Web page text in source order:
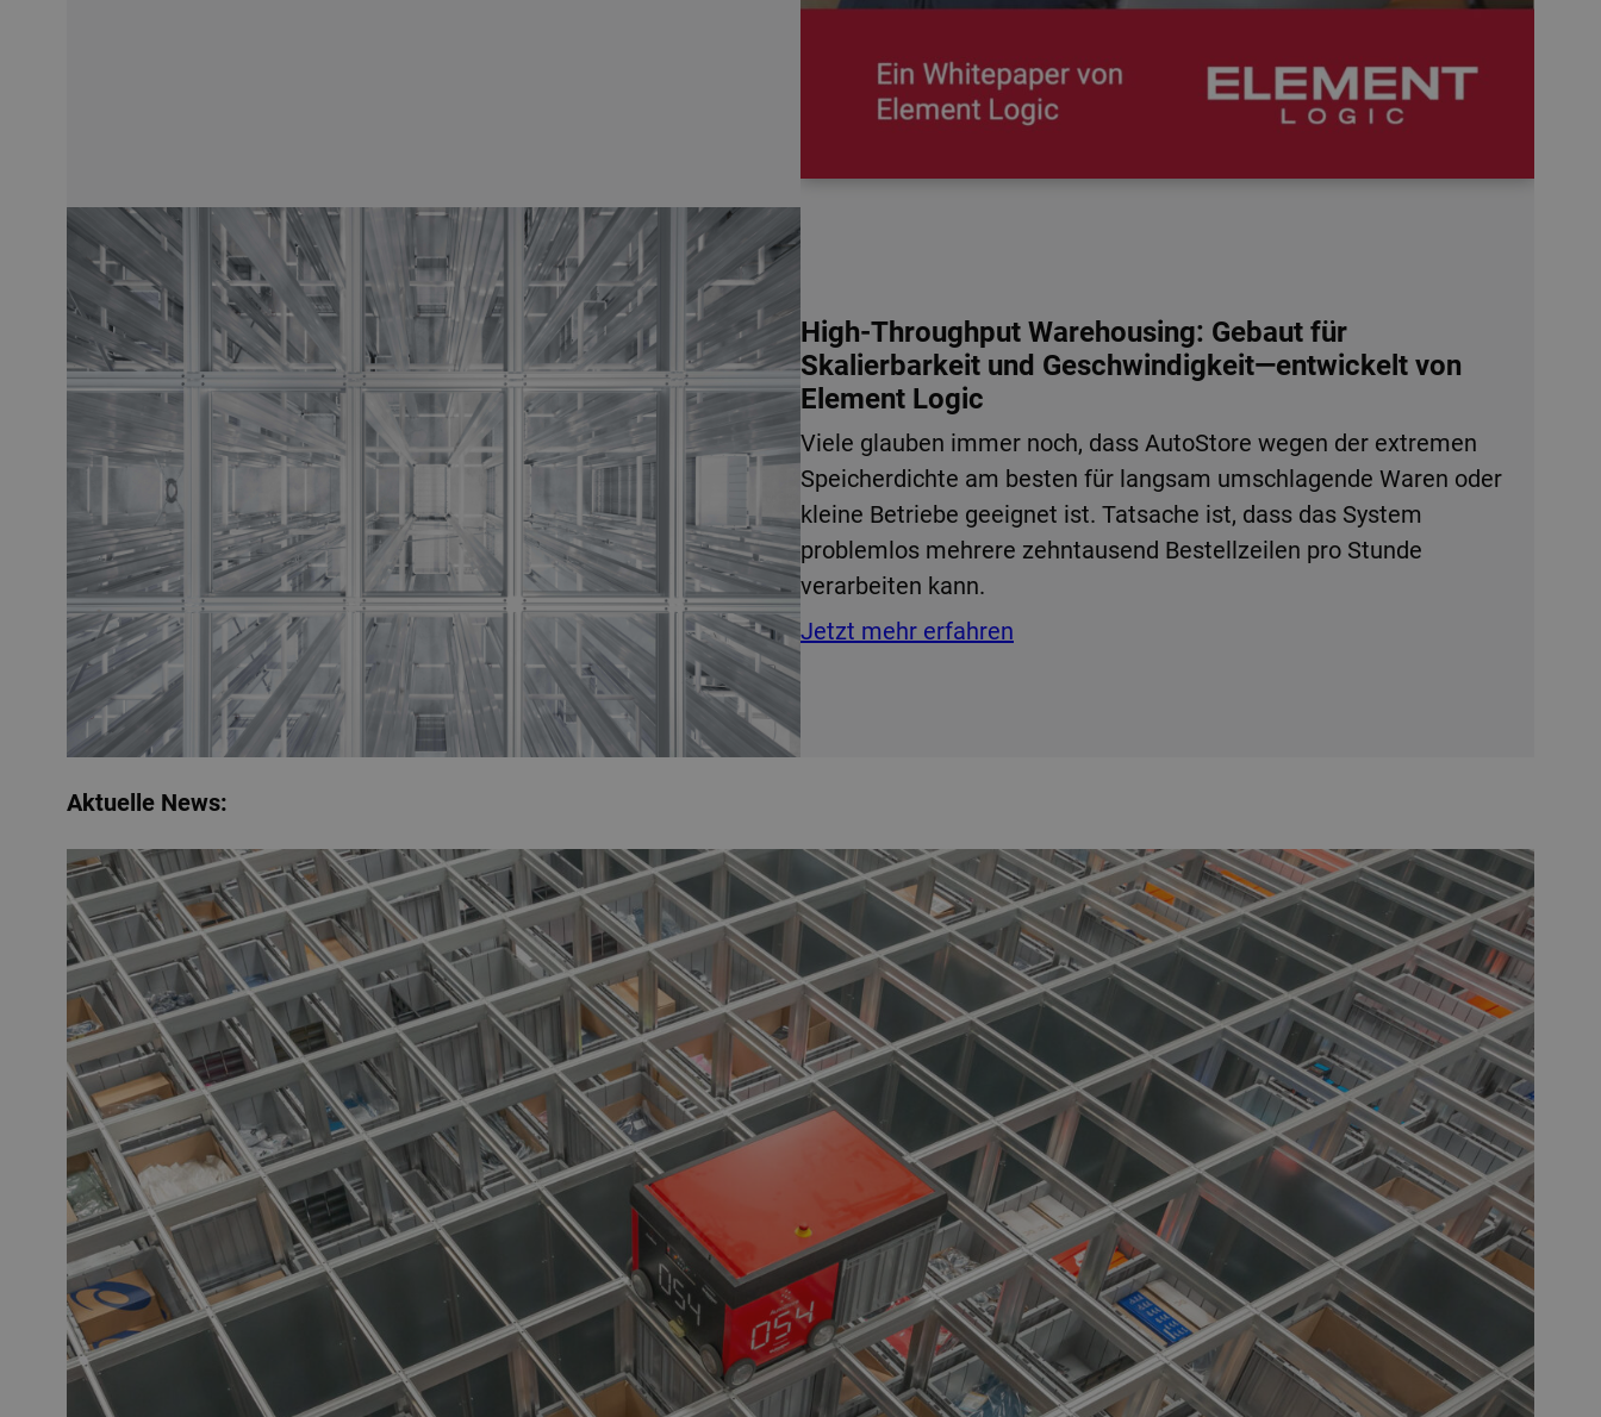
High-Throughput Warehousing: Gebaut für
Skalierbarkeit und Geschwindigkeit—entwickelt von
Element Logic
Viele glauben immer noch, dass AutoStore wegen der extremen
Speicherdichte am besten für langsam umschlagende Waren oder
kleine Betriebe geeignet ist. Tatsache ist, dass das System
problemlos mehrere zehntausend Bestellzeilen pro Stunde
verarbeiten kann.
Jetzt mehr erfahren
Aktuelle News:
DANISH